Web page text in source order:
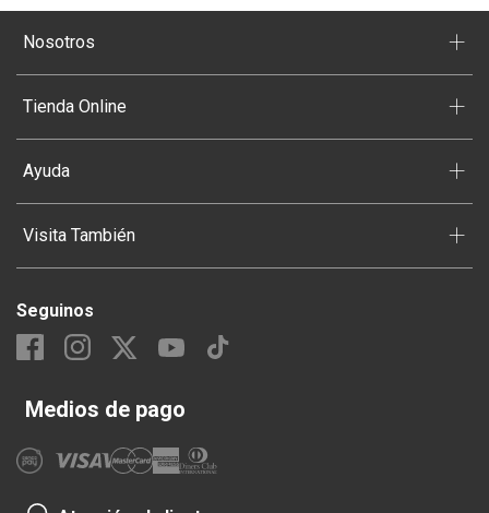
Nosotros +
Tienda Online +
Ayuda +
Visita También +
Seguinos
Medios de pago